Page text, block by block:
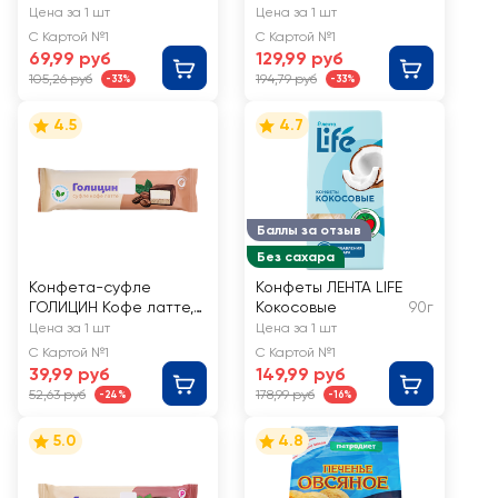
ГОЛИЦИН, с
фруктозой
Цена за 1 шт
С Картой №1
69,99 руб
105,26 руб -33%
RACIONIKA с
нежной кокосовой
начинкой
Цена за 1 шт
С Картой №1
129,99 руб
194,79 руб -33%
4.5
Конфета-суфле
ГОЛИЦИН Кофе латте,
с фруктозой, 30г
Цена за 1 шт
С Картой №1
39,99 руб
52,63 руб -24%
Баллы за отзыв
Без сахара
4.7
Конфеты ЛЕНТА LIFE
Кокосовые
90г
Цена за 1 шт
С Картой №1
149,99 руб
178,99 руб -16%
5.0 4.8